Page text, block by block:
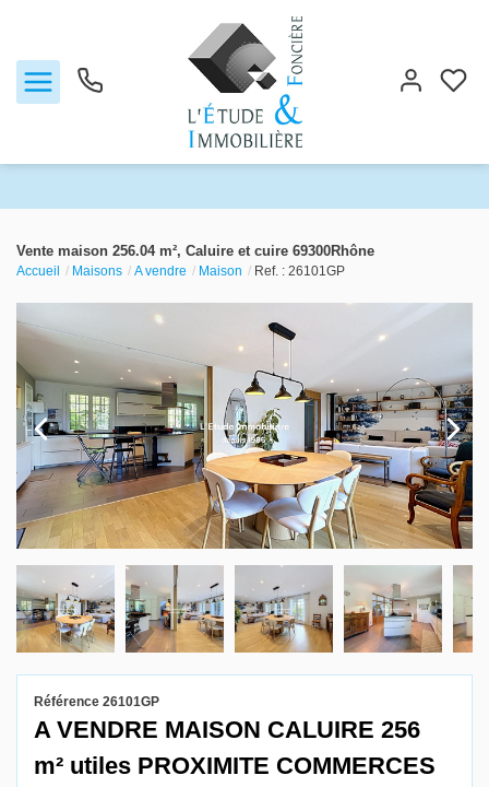
Biens vendus
Locations
Estimation
Gestion locative
Vente maison 256.04 m², Caluire et cuire 69300Rhône
Accueil Maisons A vendre Maison Ref. : 26101GP
Référence 26101GP
A VENDRE MAISON CALUIRE 256
m² utiles PROXIMITE COMMERCES